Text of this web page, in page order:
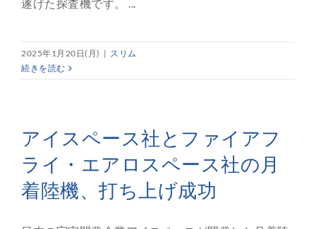
遂げた探査機です。 ...
2025年1月20日(月) | スリム
続きを読む
アイスペース社とファイアフ
ライ・エアロスペース社の月
着陸機、打ち上げ成功